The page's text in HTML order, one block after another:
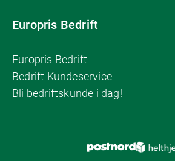
Europris Bedrift
Europris Bedrift
Bedrift Kundeservice
Bli bedriftskunde i dag!